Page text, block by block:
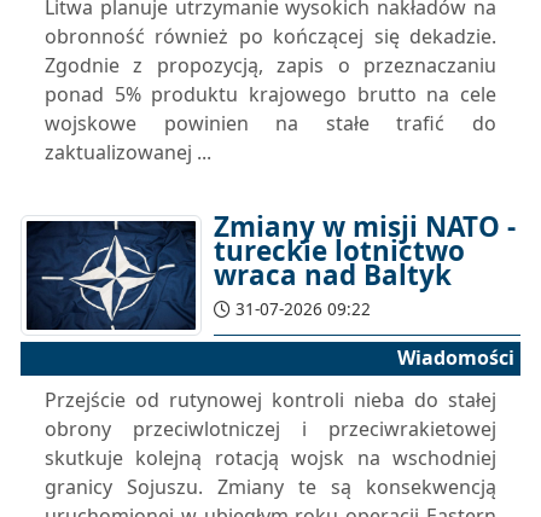
Litwa planuje utrzymanie wysokich nakładów na
obronność również po kończącej się dekadzie.
Zgodnie z propozycją, zapis o przeznaczaniu
ponad 5% produktu krajowego brutto na cele
wojskowe powinien na stałe trafić do
zaktualizowanej ...
Zmiany w misji NATO -
tureckie lotnictwo
wraca nad Baltyk
31-07-2026 09:22
Wiadomości
Przejście od rutynowej kontroli nieba do stałej
obrony przeciwlotniczej i przeciwrakietowej
skutkuje kolejną rotacją wojsk na wschodniej
granicy Sojuszu. Zmiany te są konsekwencją